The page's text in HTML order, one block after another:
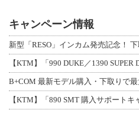
キャンペーン情報
【KTM】「990 DUKE／1390 SUPER
【KTM】「890 SMT 購入サポート